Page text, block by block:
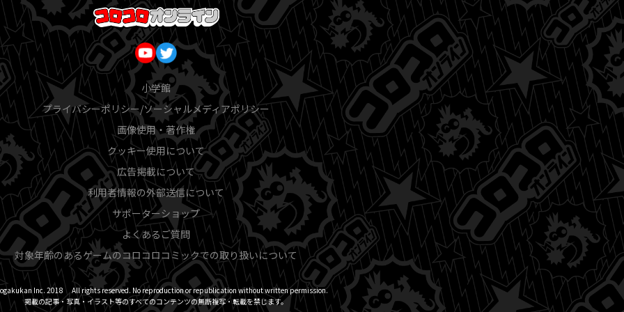
小学館
プライバシーポリシー/ソーシャルメディアポリシー
画像使用・著作権
クッキー使用について
広告掲載について
利用者情報の外部送信について
サポーターショップ
よくあるご質問
対象年齢のあるゲームのコロコロコミックでの取り扱いについて
Inc. 2018 All rights reserved. No reproduction or republication without written permission.
掲載の記事・写真・イラスト等のすべてのコンテンツの無断複写・転載を禁じます。